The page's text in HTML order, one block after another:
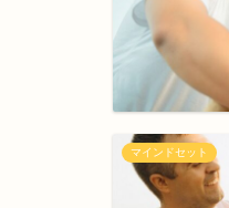
マインドセット